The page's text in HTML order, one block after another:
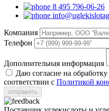
8 495 796-06-26
Компания
Телефон
Дополнительная информация
Даю согласие на
соответствии с Политикой
отправить